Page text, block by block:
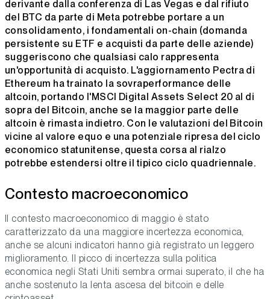
derivante dalla conferenza di Las Vegas e dal rifiuto
del BTC da parte di Meta potrebbe portare a un
consolidamento, i fondamentali on-chain (domanda
persistente su ETF e acquisti da parte delle aziende)
suggeriscono che qualsiasi calo rappresenta
un'opportunità di acquisto. L'aggiornamento Pectra di
Ethereum ha trainato la sovraperformance delle
altcoin, portando l'MSCI Digital Assets Select 20 al di
sopra del Bitcoin, anche se la maggior parte delle
altcoin è rimasta indietro. Con le valutazioni del Bitcoin
vicine al valore equo e una potenziale ripresa del ciclo
economico statunitense, questa corsa al rialzo
potrebbe estendersi oltre il tipico ciclo quadriennale.
Contesto macroeconomico
Il contesto macroeconomico di maggio è stato
caratterizzato da una maggiore incertezza economica,
anche se alcuni indicatori hanno già registrato un leggero
miglioramento. Il picco di incertezza sulla politica
economica negli Stati Uniti sembra ormai superato, il che ha
anche sostenuto la lenta ascesa del bitcoin e delle